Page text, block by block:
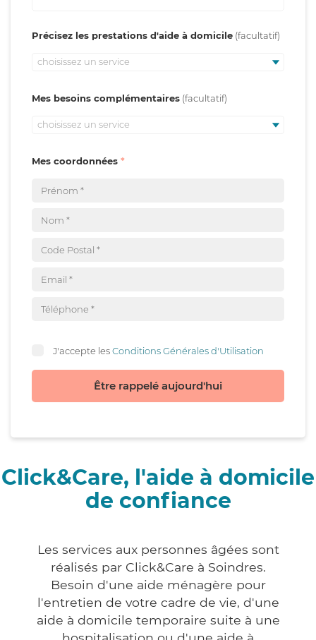
Précisez les prestations d'aide à domicile
choisissez un service
Mes besoins complémentaires
choisissez un service
Mes coordonnées
J'accepte lesConditions Générales d'Utilisation
Être rappelé aujourd'hui
Click&Care, l'aide à domicile
de confiance
Les services aux personnes âgées sont
réalisés par Click&Care à Soindres.
Besoin d'une aide ménagère pour
l'entretien de votre cadre de vie, d'une
aide à domicile temporaire suite à une